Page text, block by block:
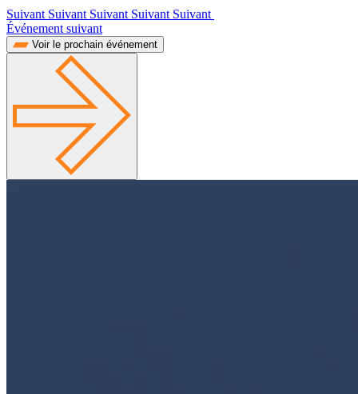
Suivant Suivant Suivant Suivant Suivant
Événement suivant
Voir le prochain événement